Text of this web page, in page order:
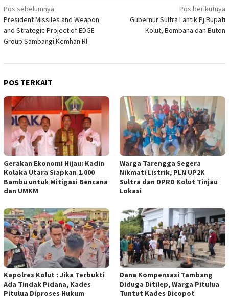
Navigasi
pos
Pos sebelumnya
President Missiles and Weapon
and Strategic Project of EDGE
Group Sambangi Kemhan RI
Pos berikutnya
Gubernur Sultra Lantik Pj Bupati
Kolut, Bombana dan Buton
POS TERKAIT
Gerakan Ekonomi Hijau: Kadin
Kolaka Utara Siapkan 1.000
Bambu untuk Mitigasi Bencana
dan UMKM
Warga Tarengga Segera
Nikmati Listrik, PLN UP2K
Sultra dan DPRD Kolut Tinjau
Lokasi
Kapolres Kolut : Jika Terbukti
Ada Tindak Pidana, Kades
Pitulua Diproses Hukum
Dana Kompensasi Tambang
Diduga Ditilep, Warga Pitulua
Tuntut Kades Dicopot